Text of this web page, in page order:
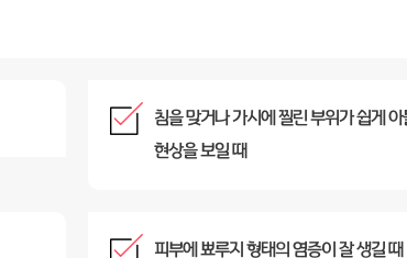
침을 맞거나 가시에 찔린 부위가 쉽게
현상을 보일 때
피부에 뾰루지 형태의 염증이 잘 생길 때